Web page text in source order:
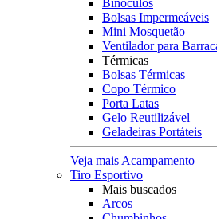
Binóculos
Bolsas Impermeáveis
Mini Mosquetão
Ventilador para
Térmicas
Bolsas Térmicas
Copo Térmico
Porta Latas
Gelo Reutilizável
Geladeiras Portáteis
Veja mais Acampamento
Tiro Esportivo
Mais buscados
Arcos